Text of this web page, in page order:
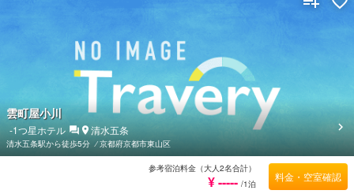
雲町屋小川
-1つ星ホテル 清水五条
清水五条駅から徒歩5分 ⁄京都府京都市東山区
参考宿泊料金（大人2名合計）
¥ ----- /1泊
料金・空室確認